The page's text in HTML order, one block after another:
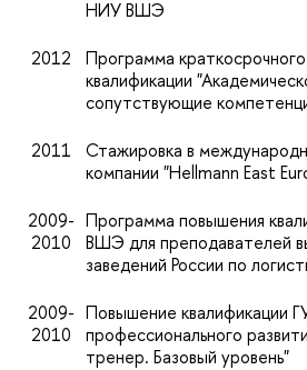
НИУ ВШЭ
2012
Программа
квалификации
сопутствующие
2011
Стажировка в
компании "Hellmann East
2009-
2010
Программа повышения
ВШЭ для преподавателей
заведений России по
2009-
2010
Повышение квалификации
профессионального
тренер. Базовый уровень"